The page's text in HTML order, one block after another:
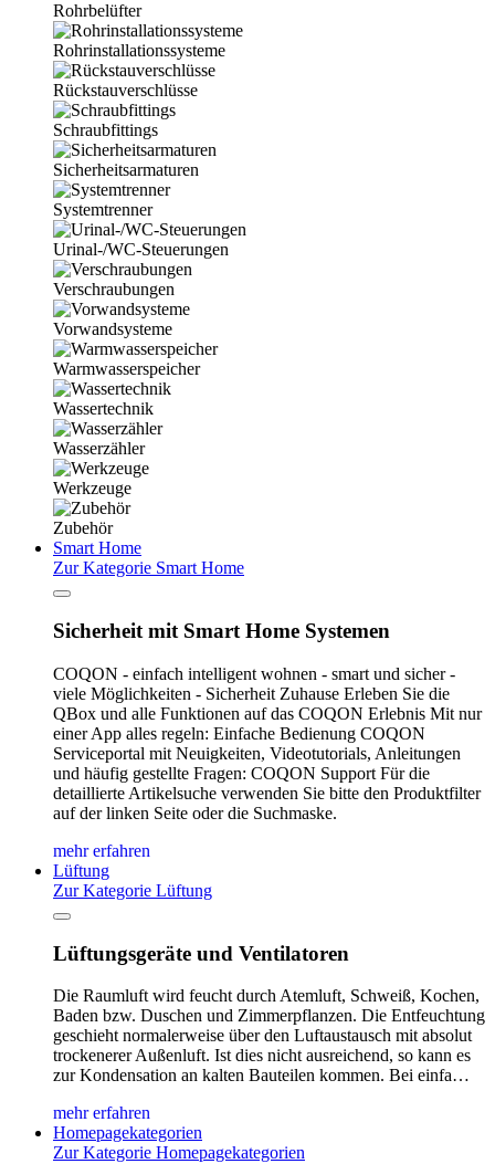
Rohrbelüfter
Rohrinstallationssysteme
Rückstauverschlüsse
Schraubfittings
Sicherheitsarmaturen
Systemtrenner
Urinal-/WC-Steuerungen
Verschraubungen
Vorwandsysteme
Warmwasserspeicher
Wassertechnik
Wasserzähler
Werkzeuge
Zubehör
Smart Home
Zur Kategorie Smart Home
Sicherheit mit Smart Home Systemen
COQON - einfach intelligent wohnen - smart und sicher -
viele Möglichkeiten - Sicherheit Zuhause Erleben Sie die
QBox und alle Funktionen auf das COQON Erlebnis Mit nur
einer App alles regeln: Einfache Bedienung COQON
Serviceportal mit Neuigkeiten, Videotutorials, Anleitungen
und häufig gestellte Fragen: COQON Support Für die
detaillierte Artikelsuche verwenden Sie bitte den Produktfilter
auf der linken Seite oder die Suchmaske.
mehr erfahren
Lüftung
Zur Kategorie Lüftung
Lüftungsgeräte und Ventilatoren
Die Raumluft wird feucht durch Atemluft, Schweiß, Kochen,
Baden bzw. Duschen und Zimmerpflanzen. Die Entfeuchtung
geschieht normalerweise über den Luftaustausch mit absolut
trockenerer Außenluft. Ist dies nicht ausreichend, so kann es
zur Kondensation an kalten Bauteilen kommen. Bei einfa…
mehr erfahren
Homepagekategorien
Zur Kategorie Homepagekategorien